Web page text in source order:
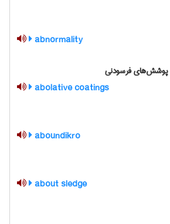
abnormality
فرسودنی
abolative coatings
aboundikro
about sledge